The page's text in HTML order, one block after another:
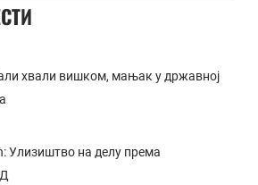
хвали вишком, мањак у државној
Улизиштво на делу према